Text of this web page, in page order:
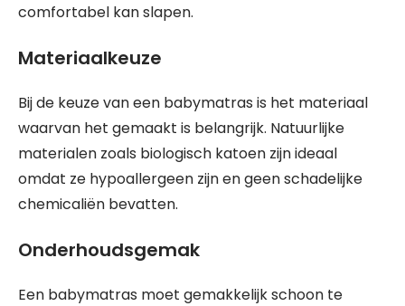
comfortabel kan slapen.
Materiaalkeuze
Bij de keuze van een babymatras is het materiaal
waarvan het gemaakt is belangrijk. Natuurlijke
materialen zoals biologisch katoen zijn ideaal
omdat ze hypoallergeen zijn en geen schadelijke
chemicaliën bevatten.
Onderhoudsgemak
Een babymatras moet gemakkelijk schoon te